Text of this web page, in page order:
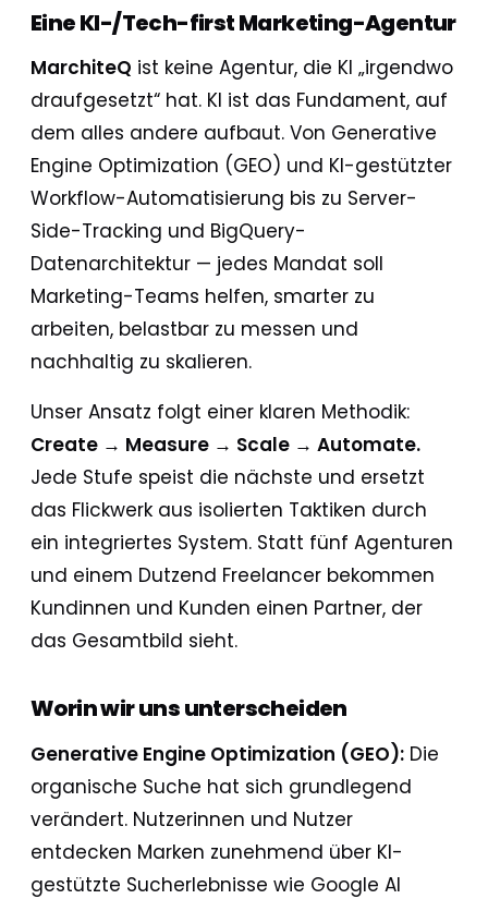
Eine KI-/Tech-first Marketing-Agentur
MarchiteQ ist keine Agentur, die KI „irgendwo
draufgesetzt“ hat. KI ist das Fundament, auf
dem alles andere aufbaut. Von Generative
Engine Optimization (GEO) und KI-gestützter
Workflow-Automatisierung bis zu Server-
Side-Tracking und BigQuery-
Datenarchitektur — jedes Mandat soll
Marketing-Teams helfen, smarter zu
arbeiten, belastbar zu messen und
nachhaltig zu skalieren.
Unser Ansatz folgt einer klaren Methodik:
Create → Measure → Scale → Automate.
Jede Stufe speist die nächste und ersetzt
das Flickwerk aus isolierten Taktiken durch
ein integriertes System. Statt fünf Agenturen
und einem Dutzend Freelancer bekommen
Kundinnen und Kunden einen Partner, der
das Gesamtbild sieht.
Worin wir uns unterscheiden
Generative Engine Optimization (GEO): Die
organische Suche hat sich grundlegend
verändert. Nutzerinnen und Nutzer
entdecken Marken zunehmend über KI-
gestützte Sucherlebnisse wie Google AI